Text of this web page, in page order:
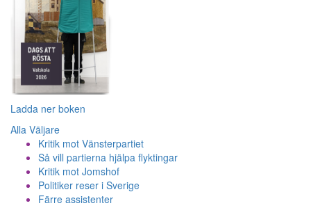
Ladda ner boken
Alla Väljare
Kritik mot Vänsterpartiet
Så vill partierna hjälpa flyktingar
Kritik mot Jomshof
Politiker reser i Sverige
Färre assistenter